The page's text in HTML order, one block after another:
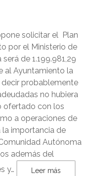
solicitar el Plan
por el Ministerio de
de 1.199.981,29
al Ayuntamiento la
decir probablemente
no hubiera
ofertado con los
a operaciones de
importancia de
Autónoma
además del
y…
Leer más